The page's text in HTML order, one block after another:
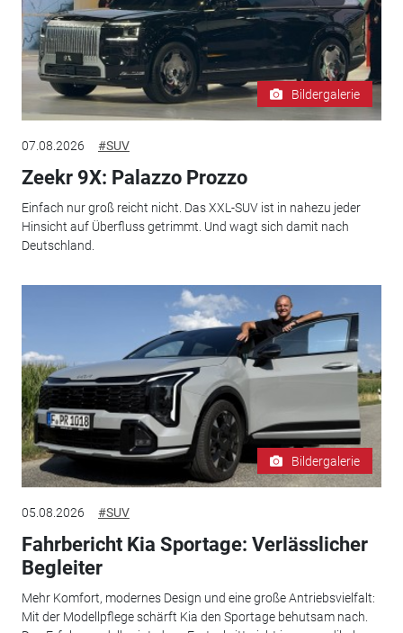
Bildergalerie
07.08.2026 #SUV
Zeekr 9X: Palazzo Prozzo
Einfach nur groß reicht nicht. Das XXL-SUV ist in nahezu jeder
Hinsicht auf Überfluss getrimmt. Und wagt sich damit nach
Deutschland.
Bildergalerie
05.08.2026 #SUV
Fahrbericht Kia Sportage: Verlässlicher
Begleiter
Mehr Komfort, modernes Design und eine große Antriebsvielfalt:
Mit der Modellpflege schärft Kia den Sportage behutsam nach.